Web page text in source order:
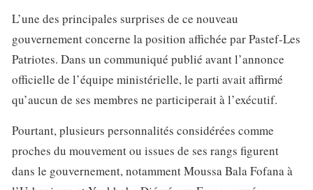
L’une des principales surprises de ce nouveau
gouvernement concerne la position affichée par Pastef-Les
Patriotes. Dans un communiqué publié avant l’annonce
officielle de l’équipe ministérielle, le parti avait affirmé
qu’aucun de ses membres ne participerait à l’exécutif.
Pourtant, plusieurs personnalités considérées comme
proches du mouvement ou issues de ses rangs figurent
dans le gouvernement, notamment Moussa Bala Fofana à